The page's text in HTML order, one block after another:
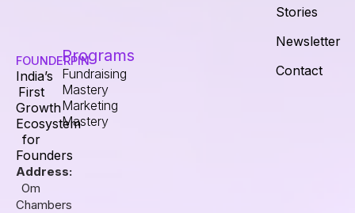
FOUNDERPIN
India’s
First
Growth
Ecosystem
for
Founders
Address:
Om
Chambers
Programs
Fundraising
Mastery
Marketing
Mastery
Stories
Newsletter
Contact